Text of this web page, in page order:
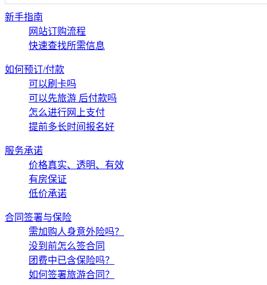
新手指南
网站订购流程
快速查找所需信息
如何预订/付款
可以刷卡吗
可以先旅游 后付款吗
怎么进行网上支付
提前多长时间报名好
服务承诺
价格真实、透明、有效
有房保证
低价承诺
合同签署与保险
需加购人身意外险吗？
没到前怎么签合同
团费中已含保险吗？
如何签署旅游合同？